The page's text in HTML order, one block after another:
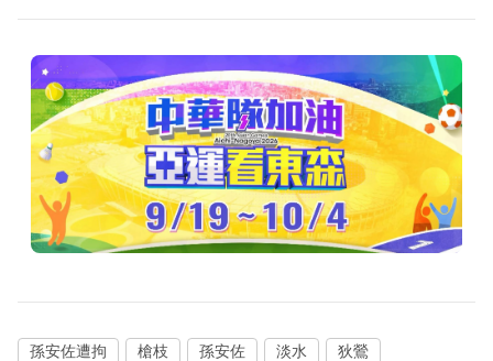
孫安佐遭拘 槍枝 孫安佐 淡水 狄鶯